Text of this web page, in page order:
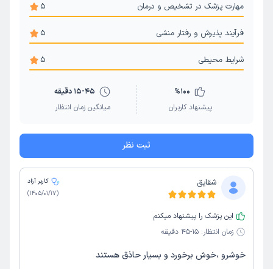
مهارت پزشک در تشخیص و درمان 5
فرآیند پذیرش و رفتار منشی 5
شرایط محیطی 5
%100
پیشنهاد کاربران
15-45 دقیقه
میانگین زمان انتظار
ثبت نظر
شقایق
کاربر آزاد
(
1405/01/17
)
این پزشک را پیشنهاد میکنم
زمان انتظار: 15-45 دقیقه
خوشرو ،خوش برخورد و بسیار حاذق هستند